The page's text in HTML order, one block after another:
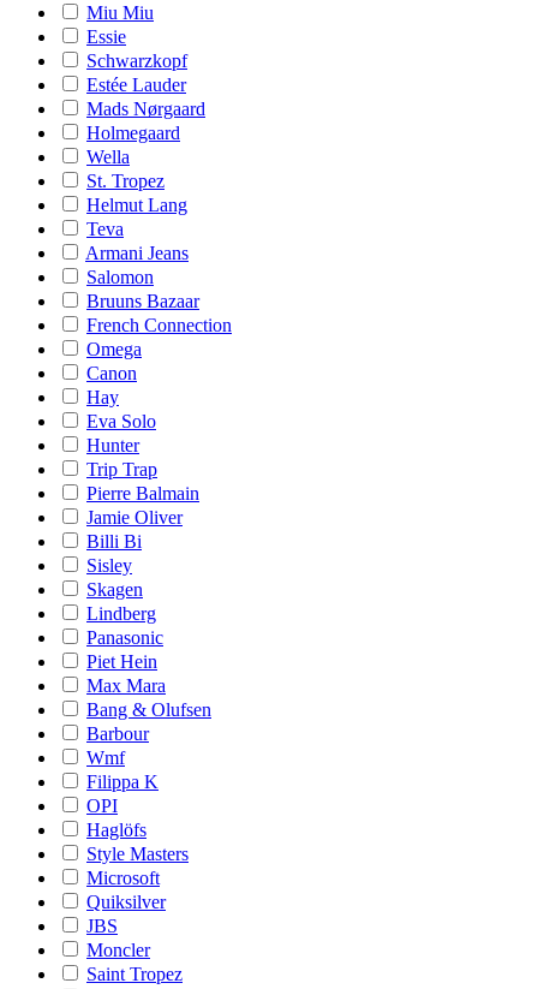
Miu Miu
Essie
Schwarzkopf
Estée Lauder
Mads Nørgaard
Holmegaard
Wella
St. Tropez
Helmut Lang
Teva
Armani Jeans
Salomon
Bruuns Bazaar
French Connection
Omega
Canon
Hay
Eva Solo
Hunter
Trip Trap
Pierre Balmain
Jamie Oliver
Billi Bi
Sisley
Skagen
Lindberg
Panasonic
Piet Hein
Max Mara
Bang & Olufsen
Barbour
Wmf
Filippa K
OPI
Haglöfs
Style Masters
Microsoft
Quiksilver
JBS
Moncler
Saint Tropez